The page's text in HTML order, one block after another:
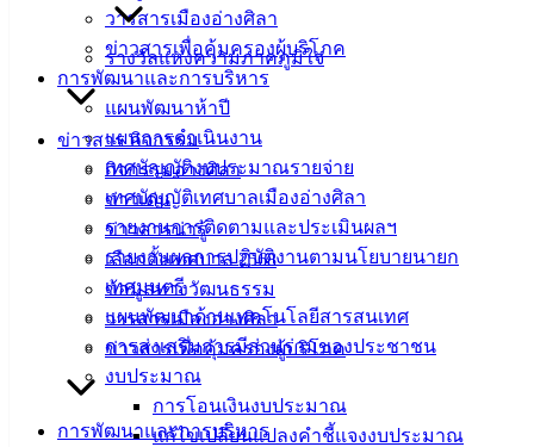
วารสารเมืองอ่างศิลา
ข่าวสารเพื่อคุ้มครองผู้บริโภค
การพัฒนาและการบริหาร
แผนพัฒนาห้าปี
แผนการดำเนินงาน
เทศบัญญัติงบประมาณรายจ่าย
เทศบัญญัติเทศบาลเมืองอ่างศิลา
รายงานการติดตามและประเมินผลฯ
รายงานผลการปฏิบัติงานตามนโยบายนายก
เทศมนตรี
แผนพัฒนาด้านเทคโนโลยีสารสนเทศ
การส่งเสริมการมีส่วนร่วมของประชาชน
งบประมาณ
การโอนเงินงบประมาณ
แก้ไขเปลี่ยนแปลงคำชี้แจงงบประมาณ
รางวัลแห่งความภาคภูมิใจ
ข่าวสาร กิจกรรม
กิจกรรมอ่างศิลา
ข่าวเด่น
ข่าวสารน่ารู้
เลือกตั้งเทศบาล 2568
ข้อมูลทางวัฒนธรรม
วารสารเมืองอ่างศิลา
ข่าวสารเพื่อคุ้มครองผู้บริโภค
การพัฒนาและการบริหาร
แบบ
ฟอร์ม,
เอกสาร
คู่มือ
สำหรับ
ประชาชน/
คู่มือการ
ปฏิบัติ
งาน
ข่าวสาร
น่ารู้
ศุนย์
ข้อมูล
อิเล็กทรอนิกส์